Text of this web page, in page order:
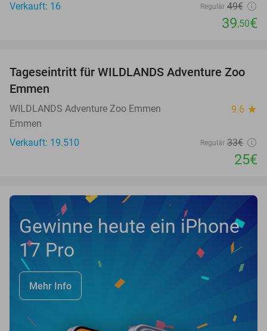
Verkauft: 16
Regulär 49€
39,50€
24%
Tageseintritt für WILDLANDS Adventure Zoo
Emmen
WILDLANDS Adventure Zoo Emmen 9.6 star
Emmen
Verkauft: 19.510
Regulär 33€
25€
Gewinne heute ein iPhone
17 Pro
Mehr Info